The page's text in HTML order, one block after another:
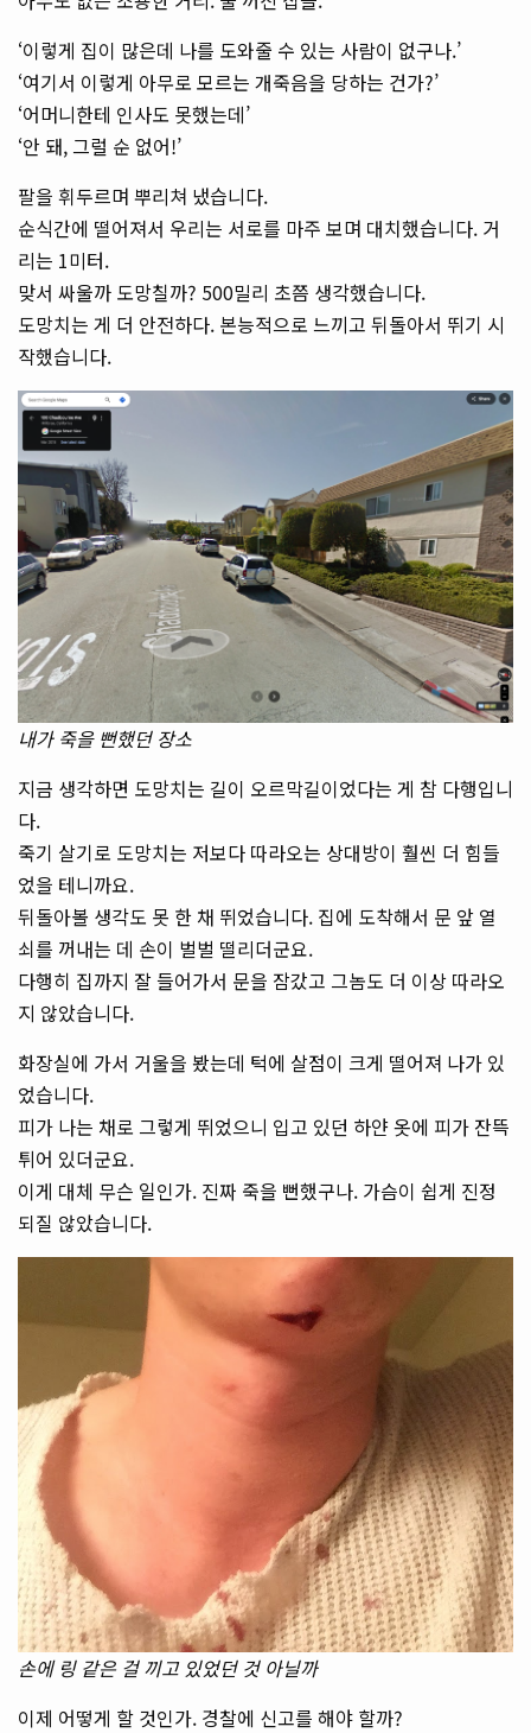
‘이렇게 집이 많은데 나를 도와줄 수 있는 사람이 없구나.’
‘여기서 이렇게 아무로 모르는 개죽음을 당하는 건가?’
‘어머니한테 인사도 못했는데’
‘안 돼, 그럴 순 없어!’
팔을 휘두르며 뿌리쳐 냈습니다.
순식간에 떨어져서 우리는 서로를 마주 보며 대치했습니다. 거
리는 1미터.
맞서 싸울까 도망칠까? 500밀리 초쯤 생각했습니다.
도망치는 게 더 안전하다. 본능적으로 느끼고 뒤돌아서 뛰기 시
작했습니다.
내가 죽을 뻔했던 장소
지금 생각하면 도망치는 길이 오르막길이었다는 게 참 다행입니
다.
죽기 살기로 도망치는 저보다 따라오는 상대방이 훨씬 더 힘들
었을 테니까요.
뒤돌아볼 생각도 못 한 채 뛰었습니다. 집에 도착해서 문 앞 열
쇠를 꺼내는 데 손이 벌벌 떨리더군요.
다행히 집까지 잘 들어가서 문을 잠갔고 그놈도 더 이상 따라오
지 않았습니다.
화장실에 가서 거울을 봤는데 턱에 살점이 크게 떨어져 나가 있
었습니다.
피가 나는 채로 그렇게 뛰었으니 입고 있던 하얀 옷에 피가 잔뜩
튀어 있더군요.
이게 대체 무슨 일인가. 진짜 죽을 뻔했구나. 가슴이 쉽게 진정
되질 않았습니다.
손에 링 같은 걸 끼고 있었던 것 아닐까
이제 어떻게 할 것인가. 경찰에 신고를 해야 할까?